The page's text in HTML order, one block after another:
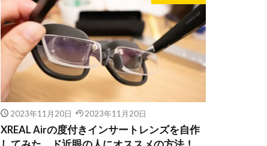
2023年11月20日 2023年11月20日
XREAL Airの度付きインサートレンズを自作